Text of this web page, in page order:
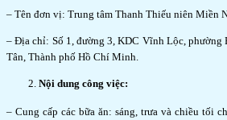
– Tên đơn vị: Trung tâm Thanh Thiếu niên Miền
– Địa chỉ: Số 1, đường 3, KDC Vĩnh Lộc, phường
Tân, Thành phố Hồ Chí Minh.
Nội dung công việc:
– Cung cấp các bữa ăn: sáng, trưa và chiều tối